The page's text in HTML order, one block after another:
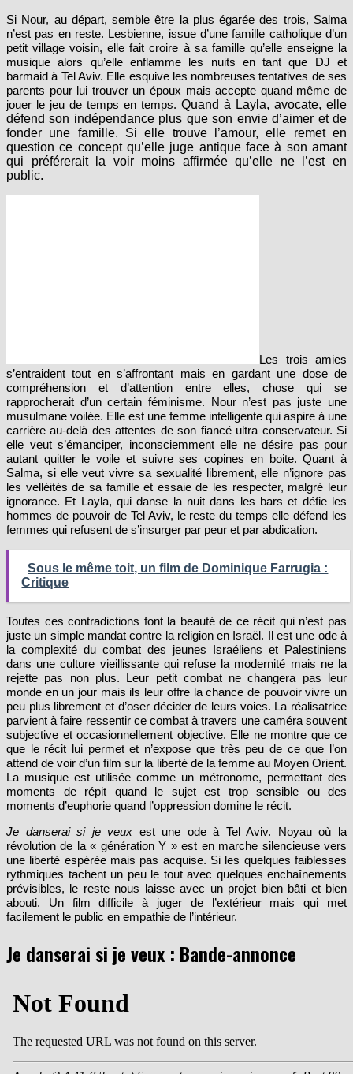
Si Nour, au départ, semble être la plus égarée des trois, Salma
n’est pas en reste. Lesbienne, issue d’une famille catholique d’un
petit village voisin, elle fait croire à sa famille qu’elle enseigne la
musique alors qu’elle enflamme les nuits en tant que DJ et
barmaid à Tel Aviv. Elle esquive les nombreuses tentatives de ses
parents pour lui trouver un époux mais accepte quand même de
jouer le jeu de temps en temps. Quand à Layla, avocate, elle
défend son indépendance plus que son envie d’aimer et de
fonder une famille. Si elle trouve l’amour, elle remet en
question ce concept qu’elle juge antique face à son amant
qui préférerait la voir moins affirmée qu’elle ne l’est en
public.
Les trois amies
s’entraident tout en s’affrontant mais en gardant une dose de
compréhension et d’attention entre elles, chose qui se
rapprocherait d’un certain féminisme. Nour n’est pas juste une
musulmane voilée. Elle est une femme intelligente qui aspire à une
carrière au-delà des attentes de son fiancé ultra conservateur. Si
elle veut s’émanciper, inconsciemment elle ne désire pas pour
autant quitter le voile et suivre ses copines en boite. Quant à
Salma, si elle veut vivre sa sexualité librement, elle n’ignore pas
les velléités de sa famille et essaie de les respecter, malgré leur
ignorance. Et Layla, qui danse la nuit dans les bars et défie les
hommes de pouvoir de Tel Aviv, le reste du temps elle défend les
femmes qui refusent de s’insurger par peur et par abdication.
Sous le même toit, un film de Dominique Farrugia :
Critique
Toutes ces contradictions font la beauté de ce récit qui n’est pas
juste un simple mandat contre la religion en Israël. Il est une ode à
la complexité du combat des jeunes Israéliens et Palestiniens
dans une culture vieillissante qui refuse la modernité mais ne la
rejette pas non plus. Leur petit combat ne changera pas leur
monde en un jour mais ils leur offre la chance de pouvoir vivre un
peu plus librement et d’oser décider de leurs voies. La réalisatrice
parvient à faire ressentir ce combat à travers une caméra souvent
subjective et occasionnellement objective. Elle ne montre que ce
que le récit lui permet et n’expose que très peu de ce que l’on
attend de voir d’un film sur la liberté de la femme au Moyen Orient.
La musique est utilisée comme un métronome, permettant des
moments de répit quand le sujet est trop sensible ou des
moments d’euphorie quand l’oppression domine le récit.
Je danserai si je veux est une ode à Tel Aviv. Noyau où la
révolution de la « génération Y » est en marche silencieuse vers
une liberté espérée mais pas acquise. Si les quelques faiblesses
rythmiques tachent un peu le tout avec quelques enchaînements
prévisibles, le reste nous laisse avec un projet bien bâti et bien
abouti. Un film difficile à juger de l’extérieur mais qui met
facilement le public en empathie de l’intérieur.
Je danserai si je veux : Bande-annonce